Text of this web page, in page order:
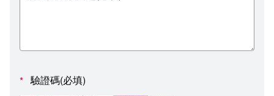
人事室
諮詢信箱進度查詢
* 驗證碼(必填)